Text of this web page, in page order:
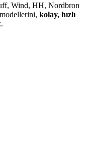
Wind, HH, Nordbron
kolay, hızlı